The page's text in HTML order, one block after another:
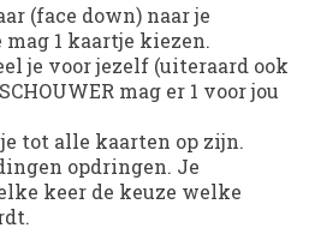
(face down) naar je
1 kaartje kiezen.
je voor jezelf (uiteraard ook
mag er 1 voor jou
tot alle kaarten op zijn.
opdringen. Je
keer de keuze welke